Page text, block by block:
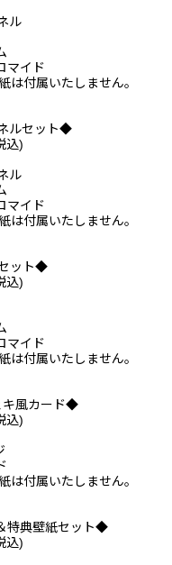
ル
マイド
は付属いたしません。
ルセット◆
込)
ル
マイド
は付属いたしません。
ット◆
込)
マイド
は付属いたしません。
風カード◆
込)
は付属いたしません。
特典壁紙セット◆
込)